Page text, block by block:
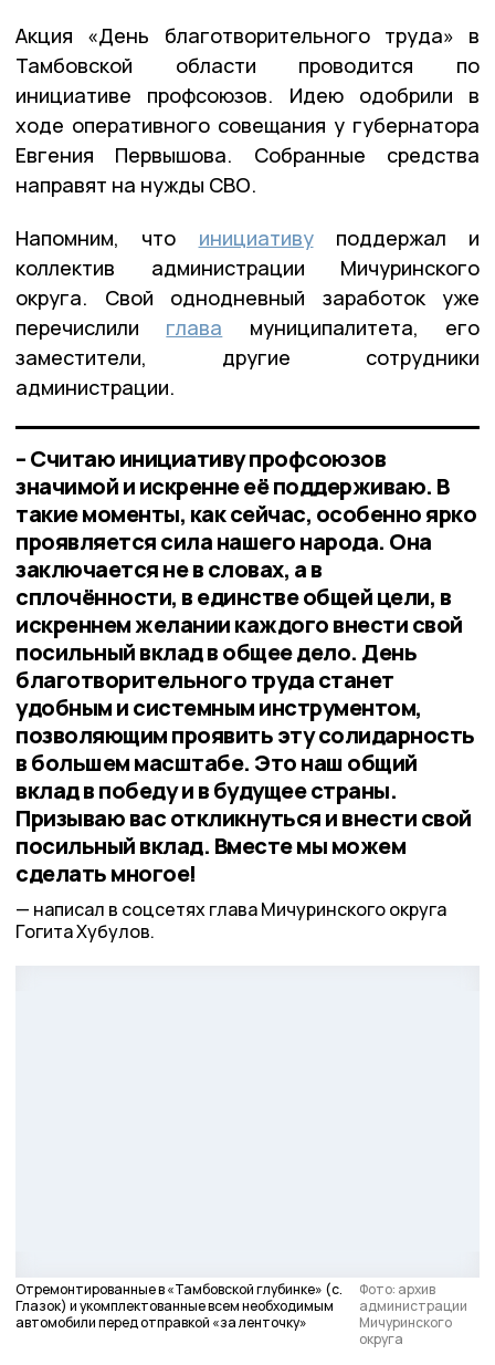
Акция «День благотворительного труда» в
Тамбовской области проводится по
инициативе профсоюзов. Идею одобрили в
ходе оперативного совещания у губернатора
Евгения Первышова. Собранные средства
направят на нужды СВО.
Напомним, что инициативуподдержал и
коллектив администрации Мичуринского
округа. Свой однодневный заработок уже
перечислили глава муниципалитета, его
заместители, другие сотрудники
администрации.
– Считаю инициативу профсоюзов
значимой и искренне её поддерживаю. В
такие моменты, как сейчас, особенно ярко
проявляется сила нашего народа. Она
заключается не в словах, а в
сплочённости, в единстве общей цели, в
искреннем желании каждого внести свой
посильный вклад в общее дело. День
благотворительного труда станет
удобным и системным инструментом,
позволяющим проявить эту солидарность
в большем масштабе. Это наш общий
вклад в победу и в будущее страны.
Призываю вас откликнуться и внести свой
посильный вклад. Вместе мы можем
сделать многое!
написал в соцсетях глава Мичуринского округа
Гогита Хубулов.
Отремонтированные в «Тамбовской глубинке» (с.
Глазок) и укомплектованные всем необходимым
автомобили перед отправкой «за ленточку»
Фото: архив
администрации
Мичуринского
округа